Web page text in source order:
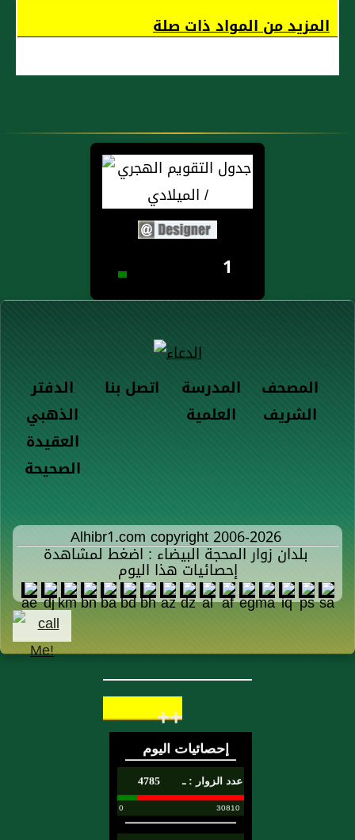
المزيد من المواد ذات صلة
1
الدفتر
الذهبي
اتصل بنا
المدرسة
العلمية
المصحف
الشريف
العقيدة
الصحيحة
Alhibr1.com copyright 2006-2026
بلدان زوار المحجة البيضاء : اضغط لمشاهدة
إحصائيات هذا اليوم
++